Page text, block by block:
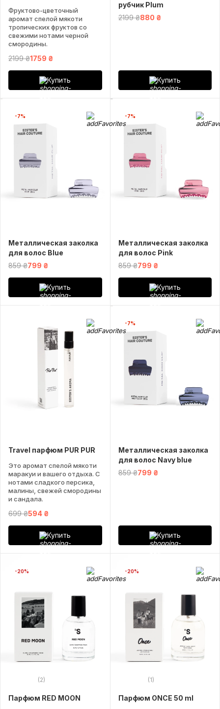
Фруктово-цветочный
аромат спелой мякоти
тропических фруктов со
свежими нотами черной
смородины.
2199 ₴1759 ₴
Купить
рубчик Plum
2199 ₴880 ₴
Купить
-7%
Металлическая заколка
для волос Blue
859 ₴799 ₴
Купить
-7%
Металлическая заколка
для волос Pink
859 ₴799 ₴
Купить
Travel парфюм PUR PUR
Это аромат спелой мякоти
маракуи и вашего отдыха. С
нотами сладкого персика,
малины, свежей смородины
и сандала.
699 ₴594 ₴
Купить
-7%
Металлическая заколка
для волос Navy blue
859 ₴799 ₴
Купить
-20%
(2)
Парфюм RED MOON
-20%
(1)
Парфюм ONCE 50 ml